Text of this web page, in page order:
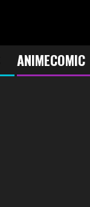
ANIMECOMIC